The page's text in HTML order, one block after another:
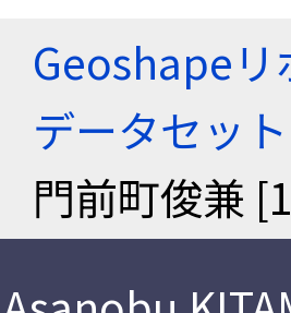
Geoshapeリ
データセット
門前町俊兼